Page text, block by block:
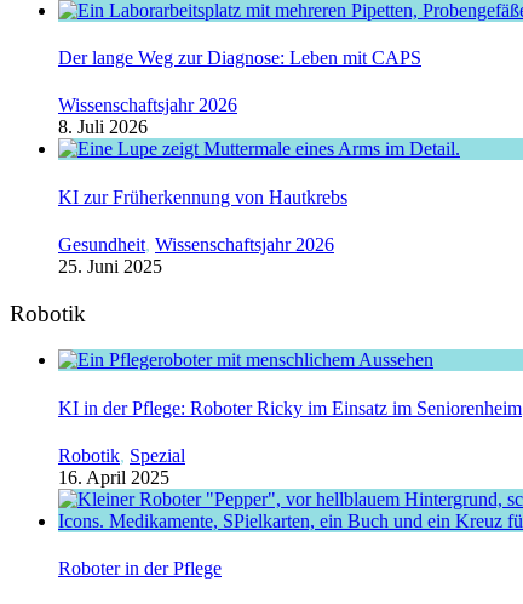
Der lange Weg zur Diagnose: Leben mit CAPS
Wissenschaftsjahr 2026
8. Juli 2026
KI zur Früherkennung von Hautkrebs
Gesundheit, Wissenschaftsjahr 2026
25. Juni 2025
Robotik
KI in der Pflege: Roboter Ricky im Einsatz im Seniorenheim
Robotik, Spezial
16. April 2025
Roboter in der Pflege